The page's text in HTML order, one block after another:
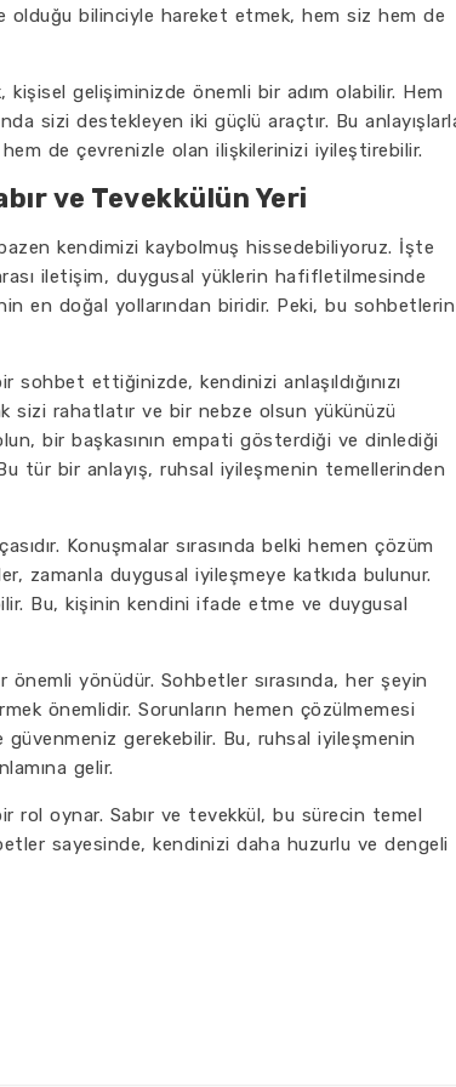
olduğu bilinciyle hareket etmek, hem siz hem de
kişisel gelişiminizde önemli bir adım olabilir. Hem
sizi destekleyen iki güçlü araçtır. Bu
de çevrenizle olan ilişkilerinizi iyileştirebilir.
ve Tevekkülün Yeri
kendimizi kaybolmuş hissedebiliyoruz. İşte
iletişim, duygusal yüklerin hafifletilmesinde
en doğal yollarından biridir. Peki, bu sohbetlerin
sohbet ettiğinizde, kendinizi anlaşıldığınızı
sizi rahatlatır ve bir nebze olsun yükünüzü
bir başkasının empati gösterdiği ve dinlediği
tür bir anlayış, ruhsal iyileşmenin temellerinden
Konuşmalar sırasında belki hemen çözüm
zamanla duygusal iyileşmeye katkıda bulunur.
Bu, kişinin kendini ifade etme ve duygusal
önemli yönüdür. Sohbetler sırasında, her şeyin
önemlidir. Sorunların hemen çözülmemesi
gerekebilir. Bu, ruhsal iyileşmenin
gelir.
rol oynar. Sabır ve tevekkül, bu sürecin temel
sayesinde, kendinizi daha huzurlu ve dengeli